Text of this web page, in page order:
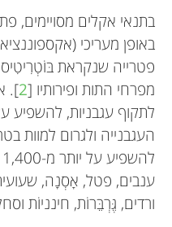
בתנאי אקלים מסויימים,
באופן מעריכי
מפרחי התות ופירותיו [2
].
העגבנייה ולגרום למוות
ענבים, פטל, אָסְנָה,
ורדים, גֶּרְבֵּרוֹת, חינניוֹת